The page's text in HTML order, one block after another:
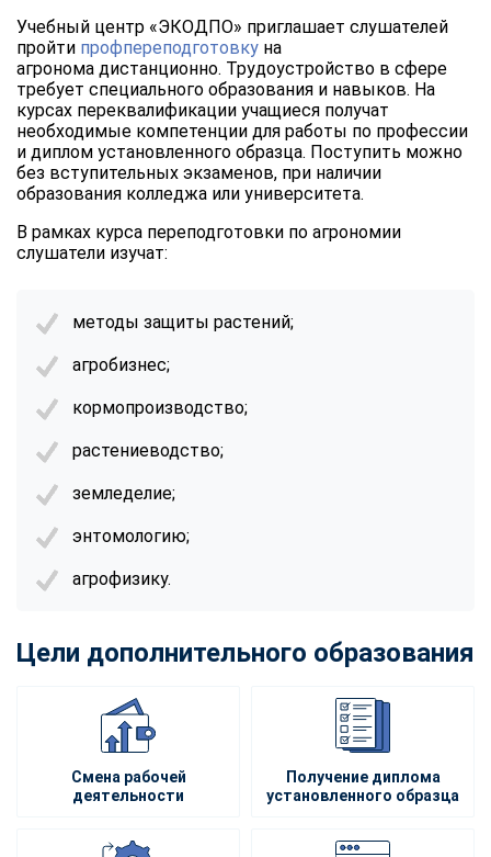
Учебный центр «ЭКОДПО» приглашает слушателей
пройти профпереподготовку на
агронома дистанционно. Трудоустройство в сфере
требует специального образования и навыков. На
курсах переквалификации учащиеся получат
необходимые компетенции для работы по профессии
и диплом установленного образца. Поступить можно
без вступительных экзаменов, при наличии
образования колледжа или университета.
В рамках курса переподготовки по агрономии
слушатели изучат:
методы защиты растений;
агробизнес;
кормопроизводство;
растениеводство;
земледелие;
энтомологию;
агрофизику.
Цели дополнительного образования
Смена рабочей
деятельности
Получение диплома
установленного образца